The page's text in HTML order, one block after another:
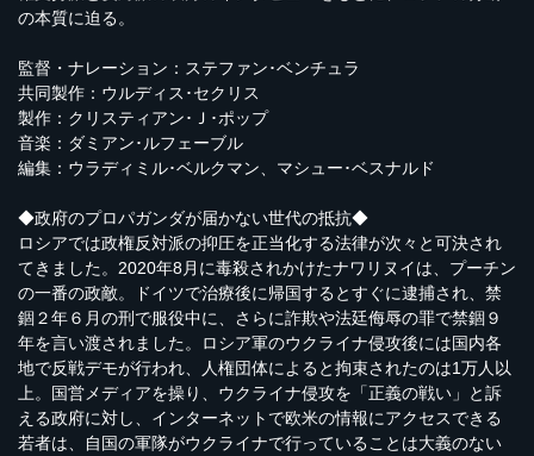
の本質に迫る。
監督・ナレーション：ステファン･ベンチュラ
共同製作：ウルディス･セクリス
製作：クリスティアン･Ｊ･ポップ
音楽：ダミアン･ルフェーブル
編集：ウラディミル･ベルクマン、マシュー･ベスナルド
◆政府のプロパガンダが届かない世代の抵抗◆
ロシアでは政権反対派の抑圧を正当化する法律が次々と可決され
てきました。2020年8月に毒殺されかけたナワリヌイは、プーチン
の一番の政敵。ドイツで治療後に帰国するとすぐに逮捕され、禁
錮２年６月の刑で服役中に、さらに詐欺や法廷侮辱の罪で禁錮９
年を言い渡されました。ロシア軍のウクライナ侵攻後には国内各
地で反戦デモが行われ、人権団体によると拘束されたのは1万人以
上。国営メディアを操り、ウクライナ侵攻を「正義の戦い」と訴
える政府に対し、インターネットで欧米の情報にアクセスできる
若者は、自国の軍隊がウクライナで行っていることは大義のない